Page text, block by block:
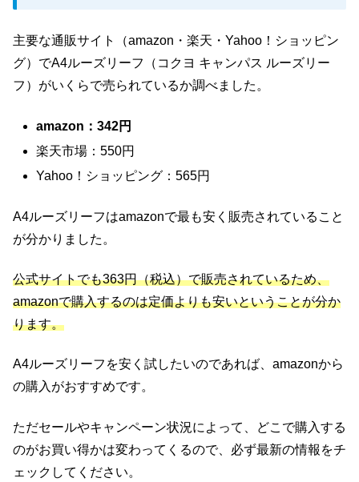
主要な通販サイト（amazon・楽天・Yahoo！ショッピン
グ）でA4ルーズリーフ（コクヨ キャンパス ルーズリー
フ）がいくらで売られているか調べました。
amazon：342円
楽天市場：550円
Yahoo！ショッピング：565円
A4ルーズリーフはamazonで最も安く販売されていること
が分かりました。
公式サイトでも363円（税込）で販売されているため、
amazonで購入するのは定価よりも安いということが分か
ります。
A4ルーズリーフを安く試したいのであれば、amazonから
の購入がおすすめです。
ただセールやキャンペーン状況によって、どこで購入する
のがお買い得かは変わってくるので、必ず最新の情報をチ
ェックしてください。